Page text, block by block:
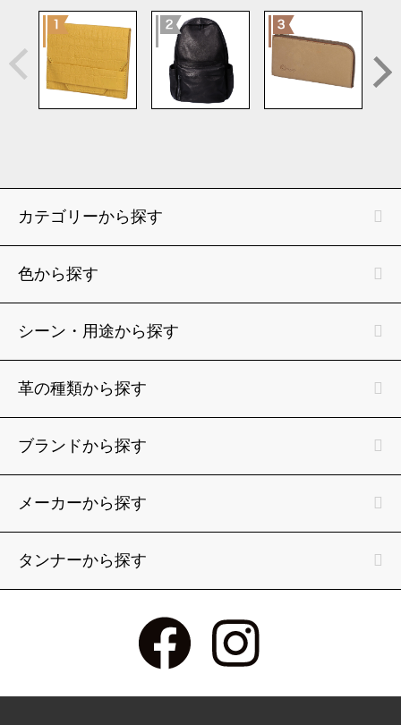
カテゴリーから探す
色から探す
シーン・用途から探す
革の種類から探す
ブランドから探す
メーカーから探す
タンナーから探す